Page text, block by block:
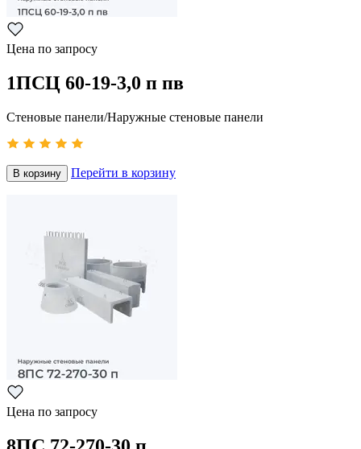
Цена по запросу
1ПСЦ 60-19-3,0 п пв
Стеновые панели/Наружные стеновые панели
В корзину Перейти в корзину
Цена по запросу